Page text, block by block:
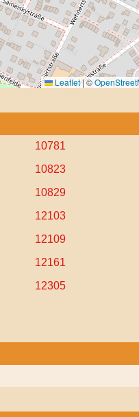
Leaflet|©
10781
10823
10829
12103
12109
12161
12305